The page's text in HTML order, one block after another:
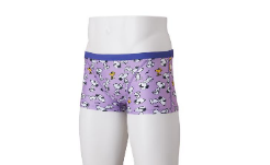
健康／エクササイズ